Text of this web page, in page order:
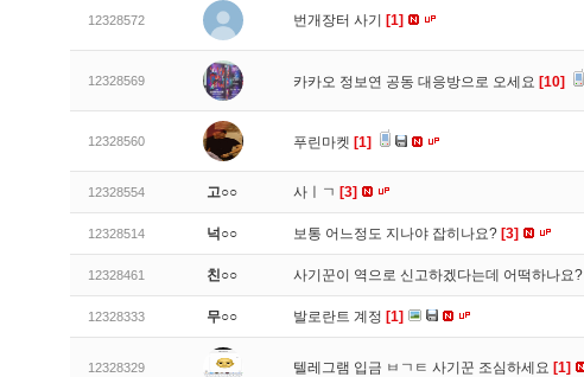
12328572 번개장터 사기 [1]
12328569 카카오 정보연 공동 대응방으로 오세요 [10]
12328560 푸린마켓 [1]
12328554 고○○ 사ㅣㄱ [3]
12328514 넉○○ 보통 어느정도 지나야 잡히나요? [3]
12328461 친○○ 사기꾼이 역으로 신고하겠다는데 어떡하나요?
12328333 무○○ 발로란트 계정 [1]
12328329 텔레그램 입금 ㅂㄱㅌ 사기꾼 조심하세요 [1]